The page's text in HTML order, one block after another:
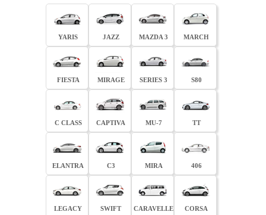
YARIS JAZZ MAZDA 3 MARCH
FIESTA MIRAGE SERIES 3 S80
C CLASS CAPTIVA MU-7 TT
ELANTRA C3 MIRA 406
LEGACY SWIFT CARAVELLE CORSA